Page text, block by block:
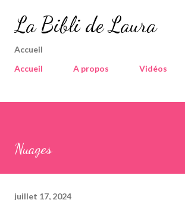
Accéder au contenu principal
La Bibli de Laura
Accueil
Accueil
A propos Vidéos
Nuages
juillet 17, 2024